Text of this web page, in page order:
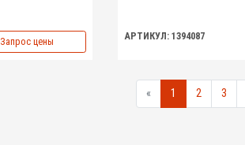
Запрос цены АРТИКУЛ: 1394087
« 1 2 3